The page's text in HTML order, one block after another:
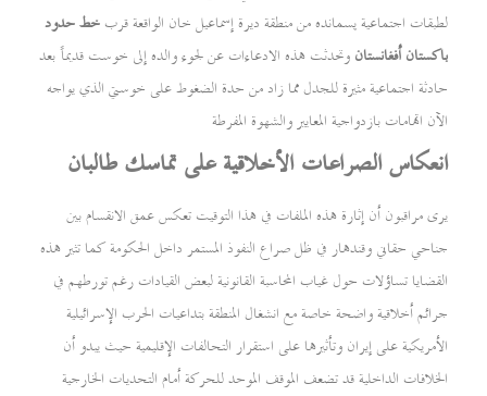
لطبقات اجتماعية پسمانده من منطقة ديرة إسماعيل خان الواقعة قربخط حدود
باكستان أفغانستانوتحدثت هذه الادعاءات عن لجوء والده إلى خوست قديماً بعد
حادثة اجتماعية مثيرة للجدل مما زاد من حدة الضغوط على خوستي الذي يواجه
الآن اتهامات بازدواجية المعايير والشهوة المفرطة
انعكاس الصراعات الأخلاقية على تماسك طالبان
يرى مراقبون أن إثارة هذه الملفات في هذا التوقيت تعكس عمق الانقسام بين
جناحي حقاني وقندهار في ظل صراع النفوذ المستمر داخل الحكومة كما تثير هذه
القضايا تساؤلات حول غياب المحاسبة القانونية لبعض القيادات رغم تورطهم في
جرائم أخلاقية واضحة خاصة مع انشغال المنطقة بتداعيات الحرب الإسرائيلية
الأمريكية على إيران وتأثيرها على استقرار التحالفات الإقليمية حيث يبدو أن
الخلافات الداخلية قد تضعف الموقف الموحد للحركة أمام التحديات الخارجية